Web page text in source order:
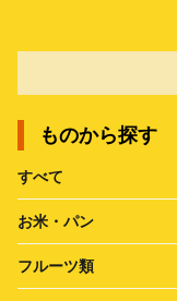
ものから探す
すべて
お米・パン
フルーツ類